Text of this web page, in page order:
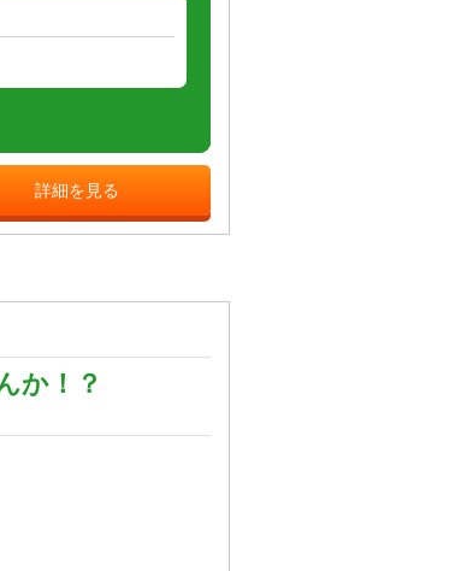
詳細を見る
か！？